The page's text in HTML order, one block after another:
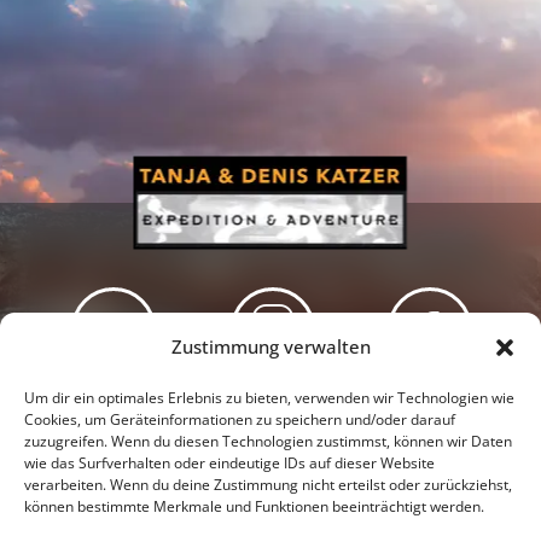
Zustimmung verwalten
Um dir ein optimales Erlebnis zu bieten, verwenden wir Technologien wie
Cookies, um Geräteinformationen zu speichern und/oder darauf
zuzugreifen. Wenn du diesen Technologien zustimmst, können wir Daten
wie das Surfverhalten oder eindeutige IDs auf dieser Website
verarbeiten. Wenn du deine Zustimmung nicht erteilst oder zurückziehst,
können bestimmte Merkmale und Funktionen beeinträchtigt werden.
Newsletter Podcast Facebook